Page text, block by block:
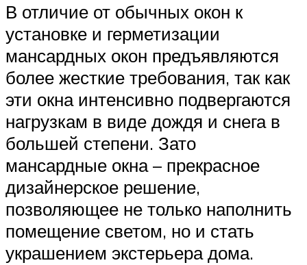
В отличие от обычных окон к
установке и герметизации
мансардных окон предъявляются
более жесткие требования, так как
эти окна интенсивно подвергаются
нагрузкам в виде дождя и снега в
большей степени. Зато
мансардные окна – прекрасное
дизайнерское решение,
позволяющее не только наполнить
помещение светом, но и стать
украшением экстерьера дома.